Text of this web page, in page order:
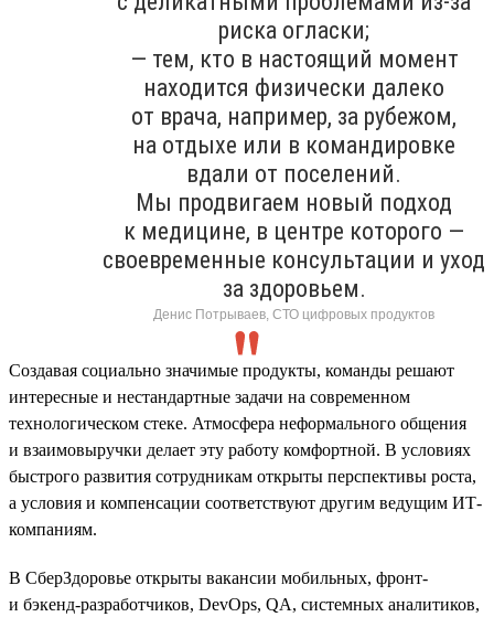
риска огласки;
— тем, кто в настоящий момент
находится физически далеко
от врача, например, за рубежом,
на отдыхе или в командировке
вдали от поселений.
Мы продвигаем новый подход
к медицине, в центре которого —
своевременные консультации и уход
за здоровьем.
Денис Потрываев, СТО цифровых продуктов
Создавая социально значимые продукты, команды решают
интересные и нестандартные задачи на современном
технологическом стеке. Атмосфера неформального общения
и взаимовыручки делает эту работу комфортной. В условиях
быстрого развития сотрудникам открыты перспективы роста,
а условия и компенсации соответствуют другим ведущим ИТ-
компаниям.
В СберЗдоровье открыты вакансии мобильных, фронт-
и бэкенд-разработчиков, DevOps, QA, системных аналитиков,